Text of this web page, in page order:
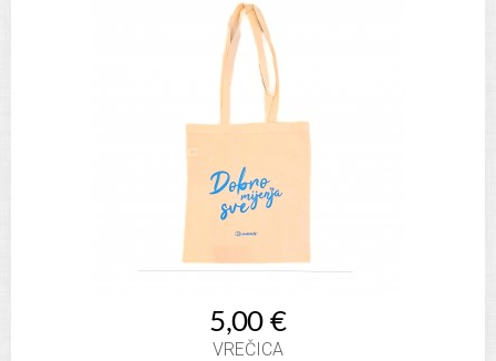
5,00 €
VREČICA